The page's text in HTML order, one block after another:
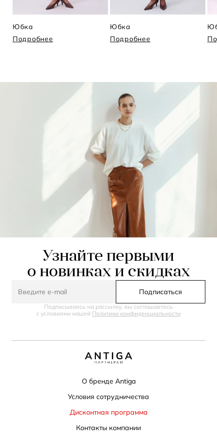
Юбка
Подробнее
Юбка
Подробнее
Узнайте первыми
о новинках и скидках
Подписаться
Подписываясь на рассылку, вы соглашаетесь
с условиями нашей Политики конфиденциальности
О бренде Antiga
Условия сотрудничества
Дисконтная программа
Контакты компании